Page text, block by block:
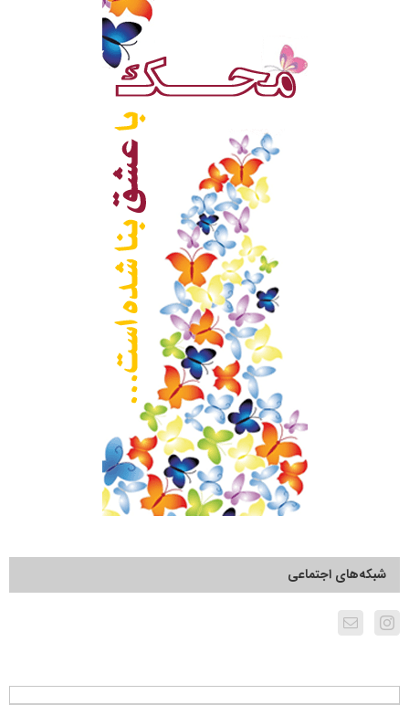
شبکه‌های اجتماعی